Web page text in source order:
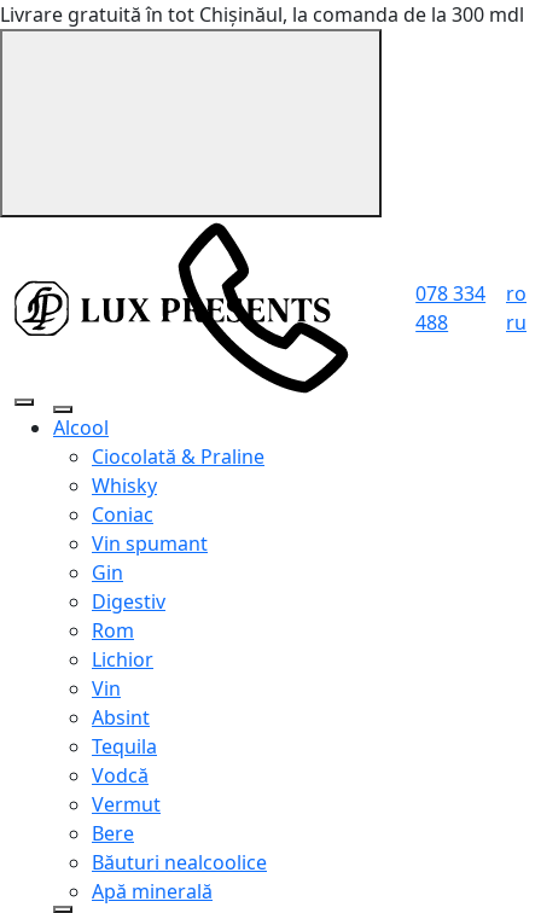
Livrare gratuită în tot Chișinăul, la comanda de la 300 mdl
078 334
488
ro
ru
Alcool
Ciocolată & Praline
Whisky
Coniac
Vin spumant
Gin
Digestiv
Rom
Lichior
Vin
Absint
Tequila
Vodcă
Vermut
Bere
Băuturi nealcoolice
Apă minerală